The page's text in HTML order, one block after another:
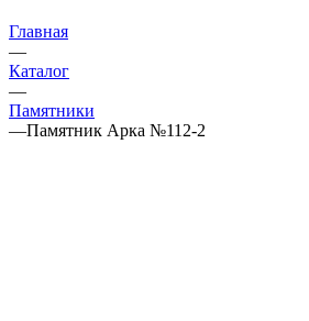
Главная
—
Каталог
—
Памятники
—Памятник Арка №112-2